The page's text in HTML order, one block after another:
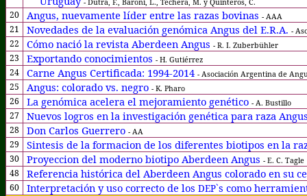
- Dutra, F., Baroni, L., Techera, M. y Quinteros, C.
20 Angus, nuevamente líder entre las razas bovinas - AAA
21 Novedades de la evaluación genómica Angus del E.R.A. -
22 Cómo nació la revista Aberdeen Angus - R. I. Zuberbühler
23 Exportando conocimientos - H. Gutiérrez
24 Carne Angus Certificada: 1994-2014 - Asociación Argentina de
25 Angus: colorado vs. negro - K. Pharo
26 La genómica acelera el mejoramiento genético - A. Bustillo
27 Nuevos logros en la investigación genética para raza
28 Don Carlos Guerrero - AA
29 Sintesis de la formacion de los diferentes biotipos en la
30 Proyeccion del moderno biotipo Aberdeen Angus - E. C. Tagle
48 Referencia histórica del Aberdeen Angus colorado en su
60 Interpretación y uso correcto de los DEP`s como